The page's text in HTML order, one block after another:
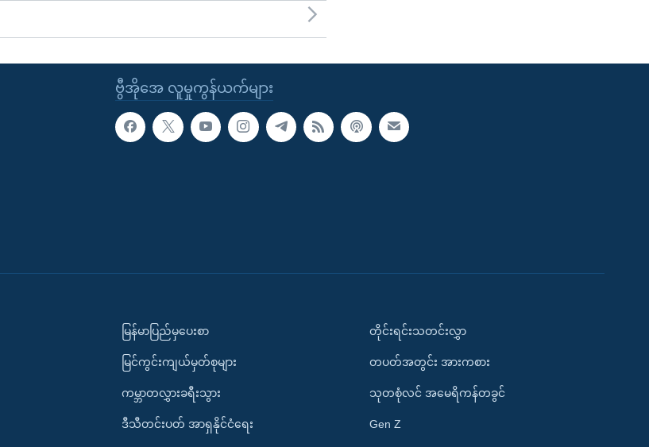
ဗွီအိုအေ လူမှုကွန်ယက်များ
မြန်မာပြည်မှပေးစာ
မြင်ကွင်းကျယ်မှတ်စုများ
ကမ္ဘာတလွှားခရီးသွား
ဒီသီတင်းပတ် အာရှနိုင်ငံရေး
တိုင်းရင်းသတင်းလွှာ
တပတ်အတွင်း အားကစား
သုတစုံလင် အမေရိကန်တခွင်
Gen Z